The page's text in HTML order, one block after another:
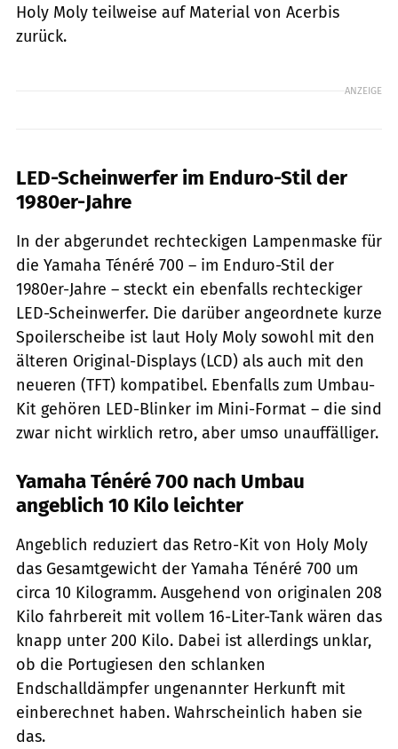
Holy Moly teilweise auf Material von Acerbis
zurück.
ANZEIGE
LED-Scheinwerfer im Enduro-Stil der
1980er-Jahre
In der abgerundet rechteckigen Lampenmaske für
die Yamaha Ténéré 700 – im Enduro-Stil der
1980er-Jahre – steckt ein ebenfalls rechteckiger
LED-Scheinwerfer. Die darüber angeordnete kurze
Spoilerscheibe ist laut Holy Moly sowohl mit den
älteren Original-Displays (LCD) als auch mit den
neueren (TFT) kompatibel. Ebenfalls zum Umbau-
Kit gehören LED-Blinker im Mini-Format – die sind
zwar nicht wirklich retro, aber umso unauffälliger.
Yamaha Ténéré 700 nach Umbau
angeblich 10 Kilo leichter
Angeblich reduziert das Retro-Kit von Holy Moly
das Gesamtgewicht der Yamaha Ténéré 700 um
circa 10 Kilogramm. Ausgehend von originalen 208
Kilo fahrbereit mit vollem 16-Liter-Tank wären das
knapp unter 200 Kilo. Dabei ist allerdings unklar,
ob die Portugiesen den schlanken
Endschalldämpfer ungenannter Herkunft mit
einberechnet haben. Wahrscheinlich haben sie
das.